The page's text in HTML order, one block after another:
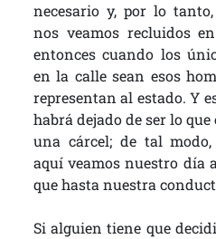
necesario y, por lo
nos veamos recluidos
entonces cuando los
en la calle sean esos
representan al estado. Y
habrá dejado de ser lo
una cárcel; de tal
aquí veamos nuestro día
que hasta nuestra
Si alguien tiene que